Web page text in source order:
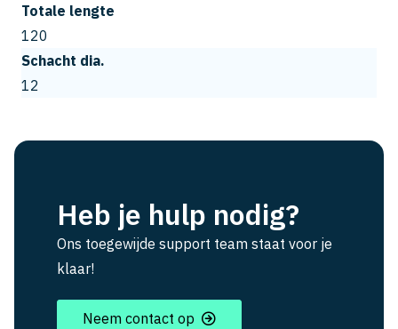
Totale lengte
120
Schacht dia.
12
Heb je hulp nodig?
Ons toegewijde support team staat voor je
klaar!
Neem contact op